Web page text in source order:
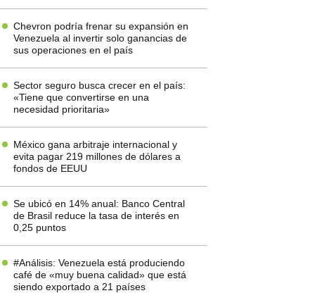
Chevron podría frenar su expansión en
Venezuela al invertir solo ganancias de
sus operaciones en el país
Sector seguro busca crecer en el país:
«Tiene que convertirse en una
necesidad prioritaria»
México gana arbitraje internacional y
evita pagar 219 millones de dólares a
fondos de EEUU
Se ubicó en 14% anual: Banco Central
de Brasil reduce la tasa de interés en
0,25 puntos
#Análisis: Venezuela está produciendo
café de «muy buena calidad» que está
siendo exportado a 21 países